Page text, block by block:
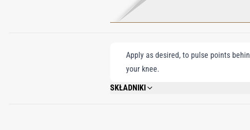
Apply as desired, to pulse points
your knee.
SKŁADNIKI
ALCOHOL DENAT., FRAGRANCE/PARFUM,
METHOXYDIBENZOYLMETHANE, ALPHA-